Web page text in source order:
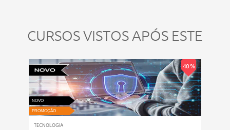
CURSOS VISTOS APÓS ESTE
40 %
NOVO
PROMOÇÃO
TECNOLOGIA